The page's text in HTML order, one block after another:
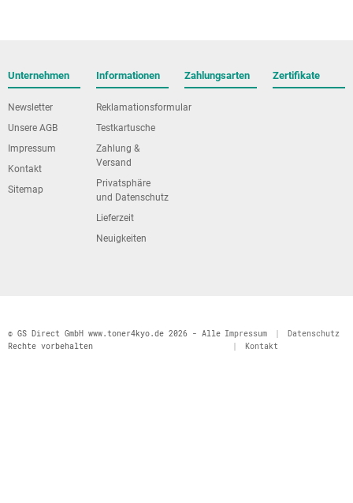
Unternehmen
Newsletter
Unsere AGB
Impressum
Kontakt
Sitemap
Informationen
Reklamationsformular
Testkartusche
Zahlung &
Versand
Privatsphäre
und Datenschutz
Lieferzeit
Neuigkeiten
Zahlungsarten Zertifikate
© GS Direct GmbH www.toner4kyo.de 2026 - Alle
Rechte vorbehalten
Impressum
Datenschutz
Kontakt